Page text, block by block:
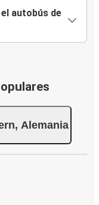
autobús de
Alemania